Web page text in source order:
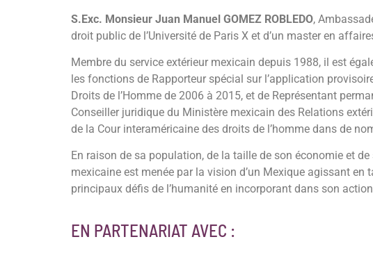
S.Exc. Monsieur Juan Manuel GOMEZ ROBLEDO,
droit public de l’Université de Paris X et d’un master en
Membre du service extérieur mexicain depuis 1988, il est
les fonctions de Rapporteur spécial sur l’application
Droits de l’Homme de 2006 à 2015, et de Représentant
Conseiller juridique du Ministère mexicain des Relations
de la Cour interaméricaine des droits de l’homme dans de
En raison de sa population, de la taille de son économie et
mexicaine est menée par la vision d’un Mexique agissant
principaux défis de l’humanité en incorporant dans son
EN PARTENARIAT AVEC :